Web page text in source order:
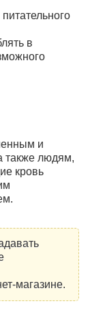
в
и
также людям,
кровь
магазине.